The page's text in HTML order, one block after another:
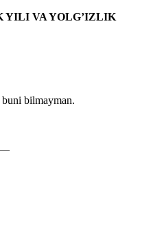
YILI VA YOLG’IZLIK
bilmayman.
—